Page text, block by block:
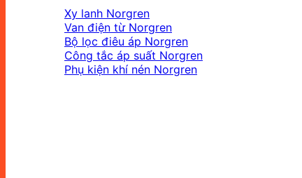
Xy lanh Norgren
Van điện từ Norgren
Bộ lọc điêu áp Norgren
Công tắc áp suất Norgren
Phụ kiện khí nén Norgren